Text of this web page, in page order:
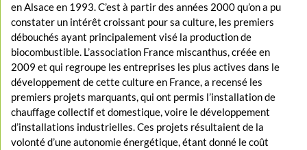
en Alsace en 1993. C’est à partir des années 2000 qu’on a pu
constater un intérêt croissant pour sa culture, les premiers
débouchés ayant principalement visé la production de
biocombustible. L’association France miscanthus, créée en
2009 et qui regroupe les entreprises les plus actives dans le
développement de cette culture en France, a recensé les
premiers projets marquants, qui ont permis l’installation de
chauffage collectif et domestique, voire le développement
d’installations industrielles. Ces projets résultaient de la
volonté d’une autonomie énergétique, étant donné le coût